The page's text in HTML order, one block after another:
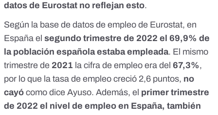
datos de Eurostat no reflejan esto.
Según la base de datos de empleo de Eurostat, en
España el segundo trimestre de 2022 el 69,9% de
la población española estaba empleada. El mismo
trimestre de 2021 la cifra de empleo era del 67,3%,
por lo que la tasa de empleo creció 2,6 puntos, no
cayó como dice Ayuso. Además, el primer trimestre
de 2022 el nivel de empleo en España, también